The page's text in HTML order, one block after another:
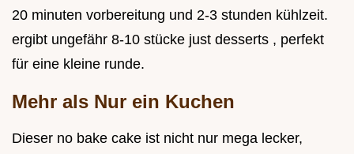
20 minuten vorbereitung und 2-3 stunden kühlzeit.
ergibt ungefähr 8-10 stücke just desserts , perfekt
für eine kleine runde.
Mehr als Nur ein Kuchen
Dieser no bake cake ist nicht nur mega lecker,